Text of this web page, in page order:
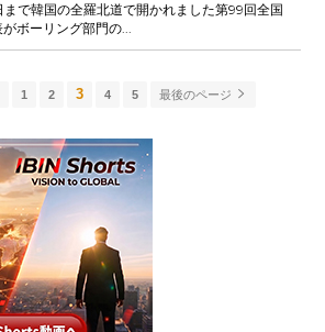
まで韓国の全羅北道で開かれました第99回全国
ボーリング部門の...
1 2 3 4 5 最後のページ